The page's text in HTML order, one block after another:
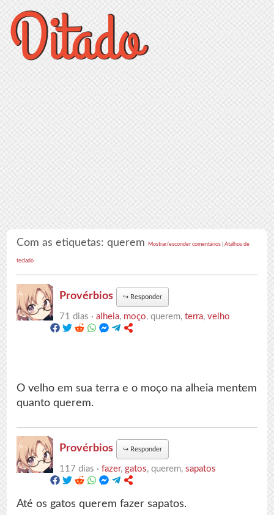
Com as etiquetas: queremMostrar/esconder comentários |Atalhos de
teclado
Provérbios ↪ Responder
71 dias ·alheia, moço, querem,terra,velho
O velho em sua terra e o moço na alheia mentem
quanto querem.
Provérbios ↪ Responder
117 dias ·fazer,gatos, querem,sapatos
Até os gatos querem fazer sapatos.